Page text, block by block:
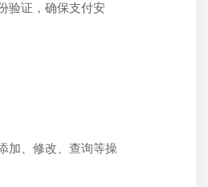
验证，确保支付安
加、修改、查询等操